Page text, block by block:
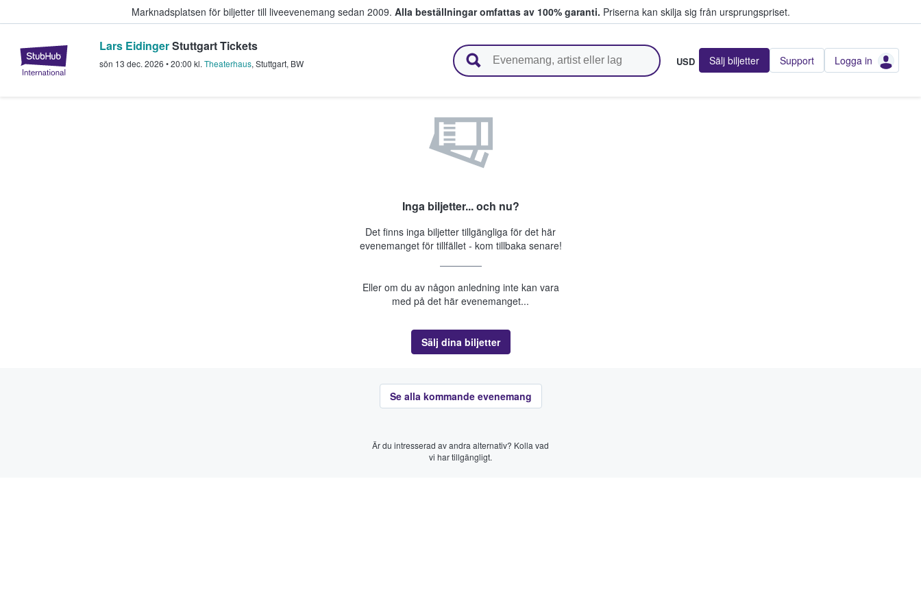
Marknadsplatsen för biljetter till liveevenemang sedan 2009. Alla beställningar omfattas av 100% garanti. Priserna kan skilja sig från ursprungspriset.
StubHub – där fans köper och säljer biljetter.
Lars EidingerStuttgart Tickets
sön 13 dec. 2026 •20:00 kl. Theaterhaus, Stuttgart, BW USD Sälj biljetter Support Logga in
Inga biljetter... och nu?
Det finns inga biljetter tillgängliga för det här
evenemanget för tillfället - kom tillbaka senare!
Eller om du av någon anledning inte kan vara
med på det här evenemanget...
Sälj dina biljetter
Se alla kommande evenemang
Är du intresserad av andra alternativ? Kolla vad
vi har tillgängligt.